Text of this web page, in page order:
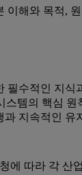
이해와 목적,
필수적인 지
스템의 핵심
과 지속적인
에 따라 각